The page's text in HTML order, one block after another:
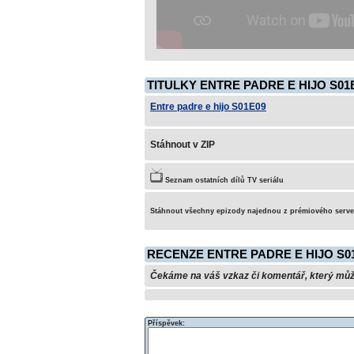
TITULKY ENTRE PADRE E HIJO
Entre padre e hijo S01E09
Stáhnout v ZIP
Seznam ostatních dílů TV seriálu
Stáhnout všechny epizody najednou z prémiového
RECENZE ENTRE PADRE E HIJO
Čekáme na váš vzkaz či komentář, který
Příspěvek: